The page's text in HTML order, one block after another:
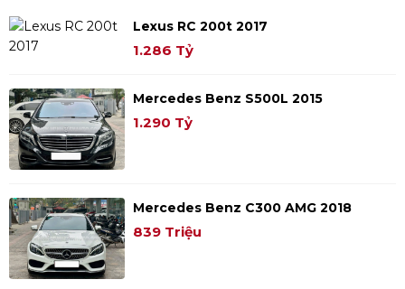
Lexus RC 200t 2017
1.286 Tỷ
Mercedes Benz S500L 2015
1.290 Tỷ
Mercedes Benz C300 AMG 2018
839 Triệu